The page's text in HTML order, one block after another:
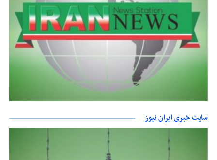
سایت خبری ایران نیوز